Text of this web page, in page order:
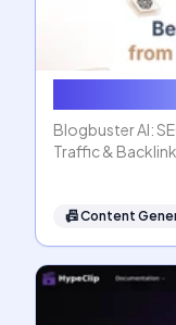
Blogbuster AI:
Traffic &
📠Content